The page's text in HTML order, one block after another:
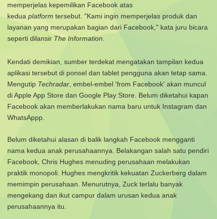
memperjelas kepemilikan Facebook atas
kedua platform tersebut. "Kami ingin memperjelas produk dan
layanan yang merupakan bagian dari Facebook," kata juru bicara
seperti dilansir The Information
Kendati demikian, sumber terdekat mengatakan tampilan kedua
aplikasi tersebut di ponsel dan tablet pengguna akan tetap sama.
Mengutip Techradar , embel-embel 'from Facebook' akan muncul
di Apple App Store dan Google Play Store. Belum diketahui kapan
Facebook akan memberlakukan nama baru untuk Instagram dan
WhatsAppp.
Belum diketahui alasan di balik langkah Facebook mengganti
nama kedua anak perusahaannya. Belakangan salah satu pendiri
Facebook, Chris Hughes menuding perusahaan melakukan
praktik monopoli. Hughes mengkritik kekuatan Zuckerberg dalam
memimpin perusahaan. Menurutnya, Zuck terlalu banyak
mengekang dan ikut campur dalam urusan kedua anak
perusahaannya itu.